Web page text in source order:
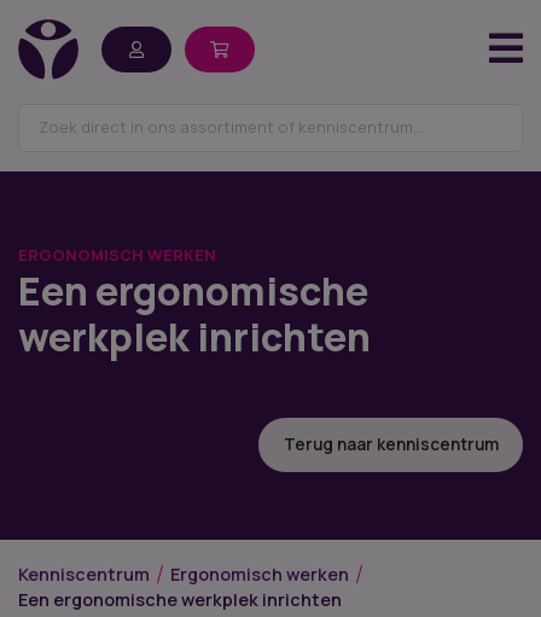
ERGONOMISCH WERKEN
Een ergonomische
werkplek inrichten
Terug naar kenniscentrum
Kenniscentrum
Ergonomisch werken
Een ergonomische werkplek inrichten